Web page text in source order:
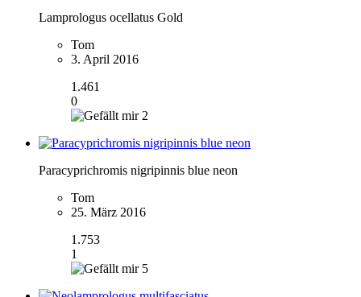
Lamprologus ocellatus Gold
Tom
3. April 2016
1.461
0
2
Paracyprichromis nigripinnis blue neon
Tom
25. März 2016
1.753
1
5